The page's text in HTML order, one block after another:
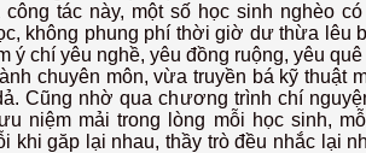
công tác này, một số học sinh nghèo
không phung phí thời giờ dư thừa lêu
ý chí yêu nghề, yêu đồng ruộng, yêu
chuyên môn, vừa truyền bá kỹ thuật
Cũng nhờ qua chương trình chí
niệm mải trong lòng mỗi học sinh,
khi găp lại nhau, thầy trò đều nhắc lại